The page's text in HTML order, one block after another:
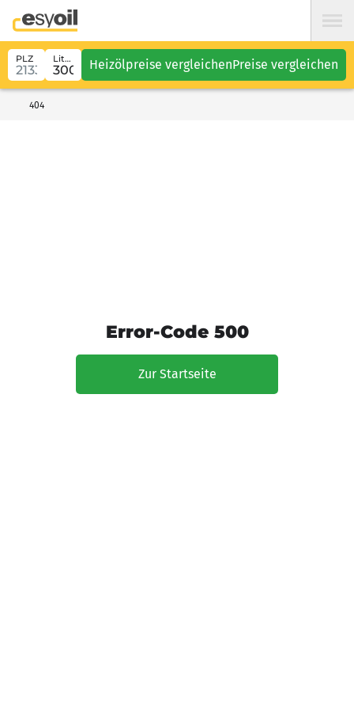
PLZ Liter Heizölpreise vergleichenPreise vergleichen
404
Error-Code 500
Zur Startseite